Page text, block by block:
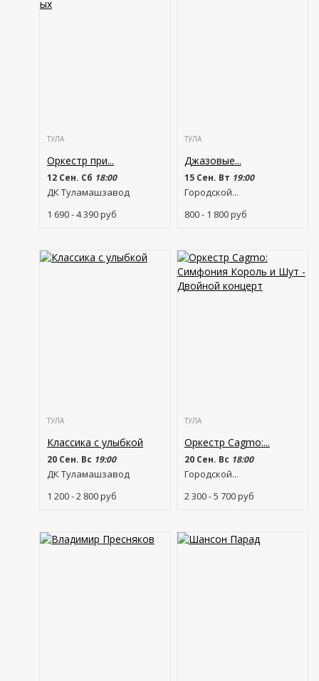
ТУЛА
Оркестр при...
12 Сен. Сб 18:00
ДК Туламашзавод
1 690 - 4 390руб
ТУЛА
Джазовые...
15 Сен. Вт 19:00
Городской...
800 - 1 800руб
ТУЛА
Классика с улыбкой
20 Сен. Вс 19:00
ДК Туламашзавод
1 200 - 2 800руб
ТУЛА
Оркестр Cagmo:...
20 Сен. Вс 18:00
Городской...
2 300 - 5 700руб